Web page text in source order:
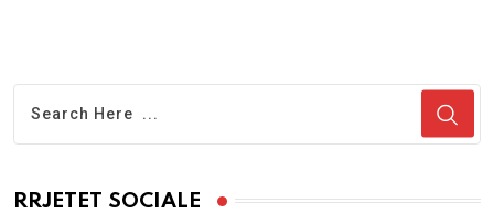
RRJETET SOCIALE